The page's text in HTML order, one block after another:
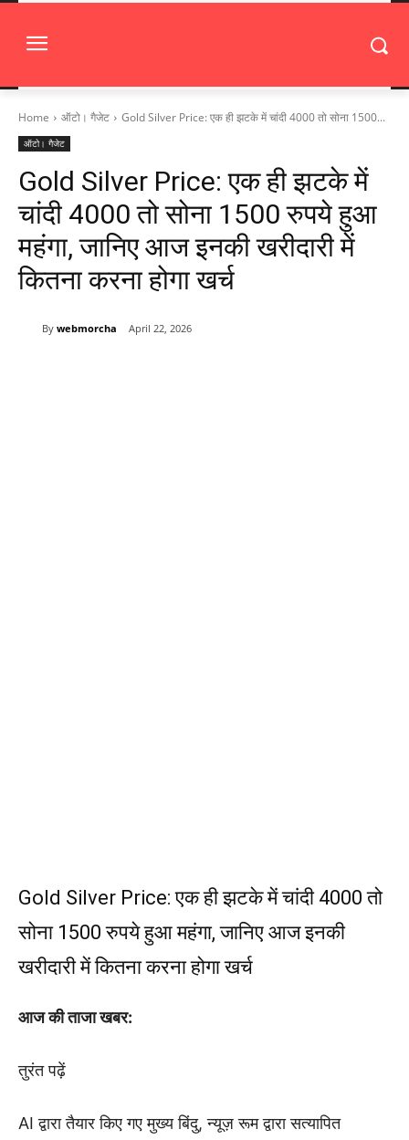
Home ऑटो। गैजेट Gold Silver Price: एक ही झटके में चांदी 4000 तो सोना 1500...
ऑटो। गैजेट
Gold Silver Price: एक ही झटके में
चांदी 4000 तो सोना 1500 रुपये हुआ
महंगा, जानिए आज इनकी खरीदारी में
कितना करना होगा खर्च
By webmorcha April 22, 2026
Gold Silver Price: एक ही झटके में चांदी 4000 तो
सोना 1500 रुपये हुआ महंगा, जानिए आज इनकी
खरीदारी में कितना करना होगा खर्च
आज की ताजा खबर:
तुरंत पढ़ें
AI द्वारा तैयार किए गए मुख्य बिंदु, न्यूज़ रूम द्वारा सत्यापित